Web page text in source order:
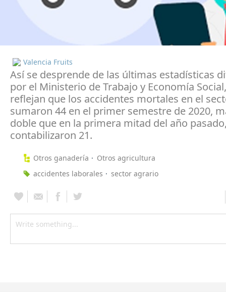
Valencia Fruits
Así se desprende de las últimas estadísticas
por el Ministerio de Trabajo y Economía
reflejan que los accidentes mortales en el
sumaron 44 en el primer semestre de 2020,
doble que en la primera mitad del año
contabilizaron 21.
Otros ganadería
Otros agricultura
accidentes laborales
sector agrario